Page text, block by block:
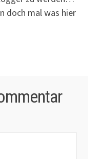
doch mal was hier